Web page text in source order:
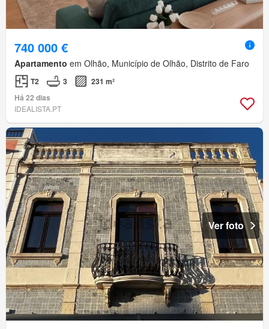
740 000 €
Apartamento em Olhão, Município de Olhão, Distrito de Faro
T2 3
231 m²
Há 22 dias
IDEALISTA.PT
Ver foto